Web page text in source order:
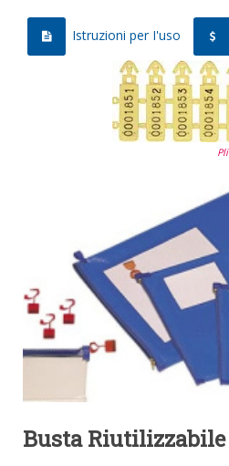
Istruzioni per I'uso
Busta Riutilizzabile